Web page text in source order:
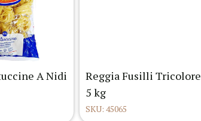
A Nidi
Reggia Fusilli Tricolore
5 kg
SKU: 45065